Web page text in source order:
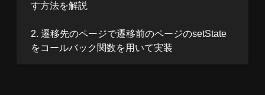
す方法を解説
2. 遷移先のページで遷移前のページのsetState
をコールバック関数を用いて実装